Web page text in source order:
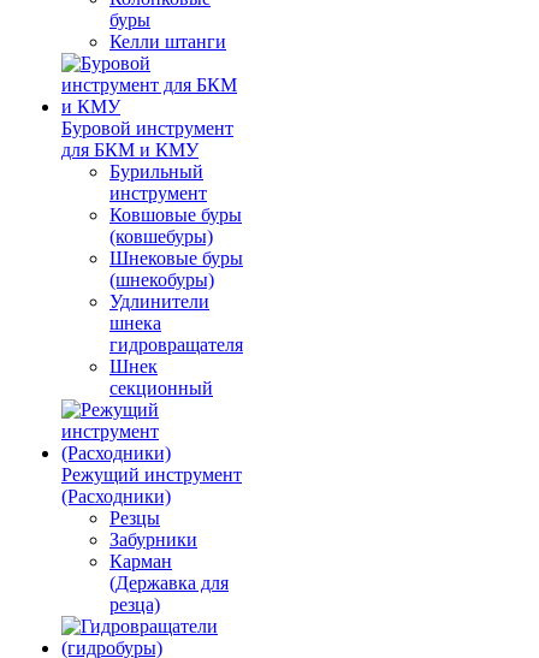
буры
Келли штанги
Буровой инструмент
для БКМ и КМУ
Бурильный
инструмент
Ковшовые буры
(ковшебуры)
Шнековые буры
(шнекобуры)
Удлинители
шнека
гидровращателя
Шнек
секционный
Режущий инструмент
(Расходники)
Резцы
Забурники
Карман
(Державка для
резца)